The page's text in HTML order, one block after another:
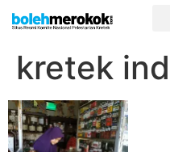
kretek